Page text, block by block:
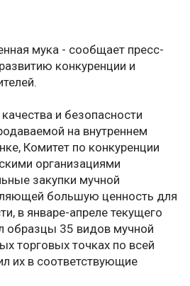
мука - сообщает пресс-
конкуренции и
и безопасности
на внутреннем
Комитет по конкуренции
организациями
закупки мучной
большую ценность для
в январе-апреле текущего
образцы 35 видов мучной
торговых точках по всей
их в соответствующие